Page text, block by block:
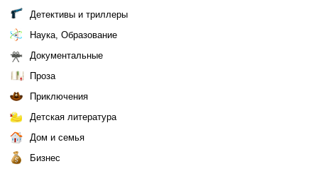
Детективы и триллеры
Наука, Образование
Документальные
Проза
Приключения
Детская литература
Дом и семья
Бизнес